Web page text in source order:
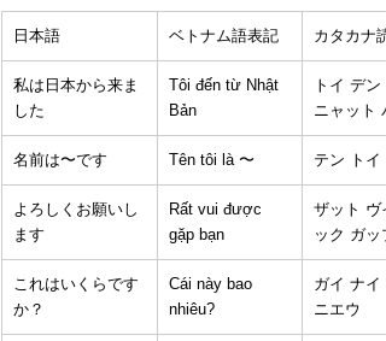
日本語 ベトナム語表記 カタカナ
私は日本から来ま
した
Tôi đến từ Nhật
Bản
トイ デン
ニャット
名前は〜です Tên tôi là 〜 テン トイ
よろしくお願いし
ます
Rất vui được
gặp bạn
ザット ヴ
ック ガッ
これはいくらです
か？
Cái này bao
nhiêu?
ガイ ナイ
ニエウ